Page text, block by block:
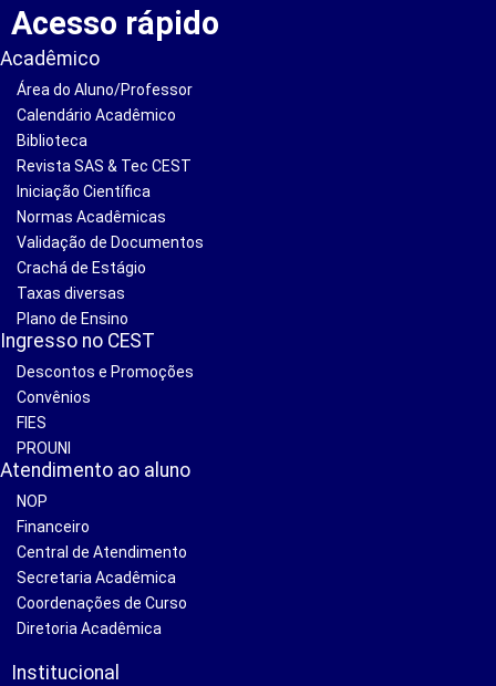
Acesso rápido
Acadêmico
Área do Aluno/Professor
Calendário Acadêmico
Biblioteca
Revista SAS & Tec CEST
Iniciação Científica
Normas Acadêmicas
Validação de Documentos
Crachá de Estágio
Taxas diversas
Plano de Ensino
Ingresso no CEST
Descontos e Promoções
Convênios
FIES
PROUNI
Atendimento ao aluno
NOP
Financeiro
Central de Atendimento
Secretaria Acadêmica
Coordenações de Curso
Diretoria Acadêmica
Institucional